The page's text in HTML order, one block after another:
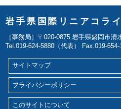
岩手県国際リニアコラ
［事務局］〒020-0875 岩手県盛岡市
Tel.019-624-5880（代表） Fax.019-654-
サイトマップ
プライバシーポリシー
このサイトについて